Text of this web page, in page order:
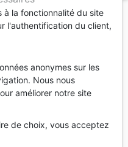
Robert
à la fonctionnalité du site
l'authentification du client,
anonymes sur les
Nous nous
améliorer notre site
de choix, vous acceptez